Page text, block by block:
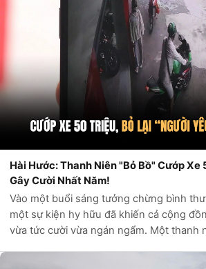
Hài Hước: Thanh Niên "Bỏ Bồ" Cướp Xe
Gây Cười Nhất Năm!
Vào một buổi sáng tưởng chừng bình
một sự kiện hy hữu đã khiến cả cộng
vừa tức cười vừa ngán ngẩm. Một thanh